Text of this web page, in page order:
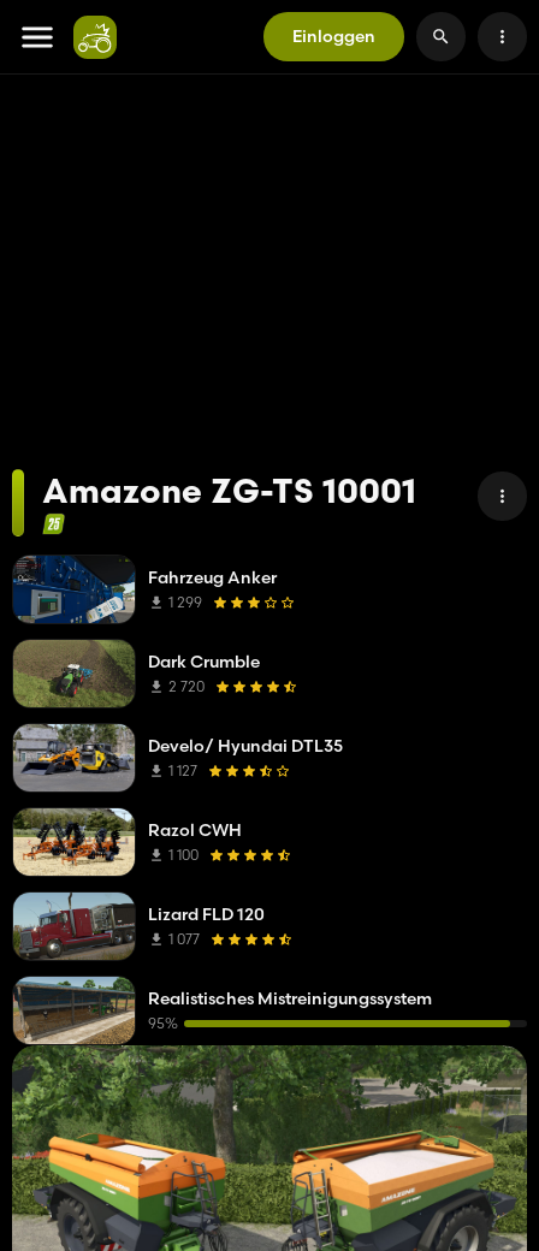
Einloggen
Amazone ZG-TS 10001
Fahrzeug Anker
1 299
Dark Crumble
2 720
Develo/ Hyundai DTL35
1 127
Razol CWH
1 100
Lizard FLD 120
1 077
Realistisches Mistreinigungssystem
95%